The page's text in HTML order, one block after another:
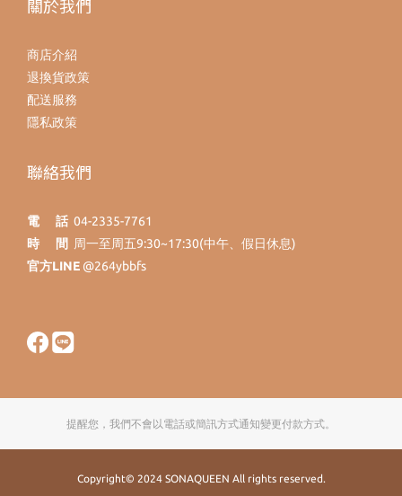
關於我們
商店介紹
退換貨政策
配送服務
隱私政策
聯絡我們
電 話 04-2335-7761
時 間
周一至周五9:30~17:30(中午、假日休息)
官方LINE @264ybbfs
提醒您，我們不會以電話或簡訊方式通知變更付款方式。
Copyright© 2024 SONAQUEEN All rights reserved.